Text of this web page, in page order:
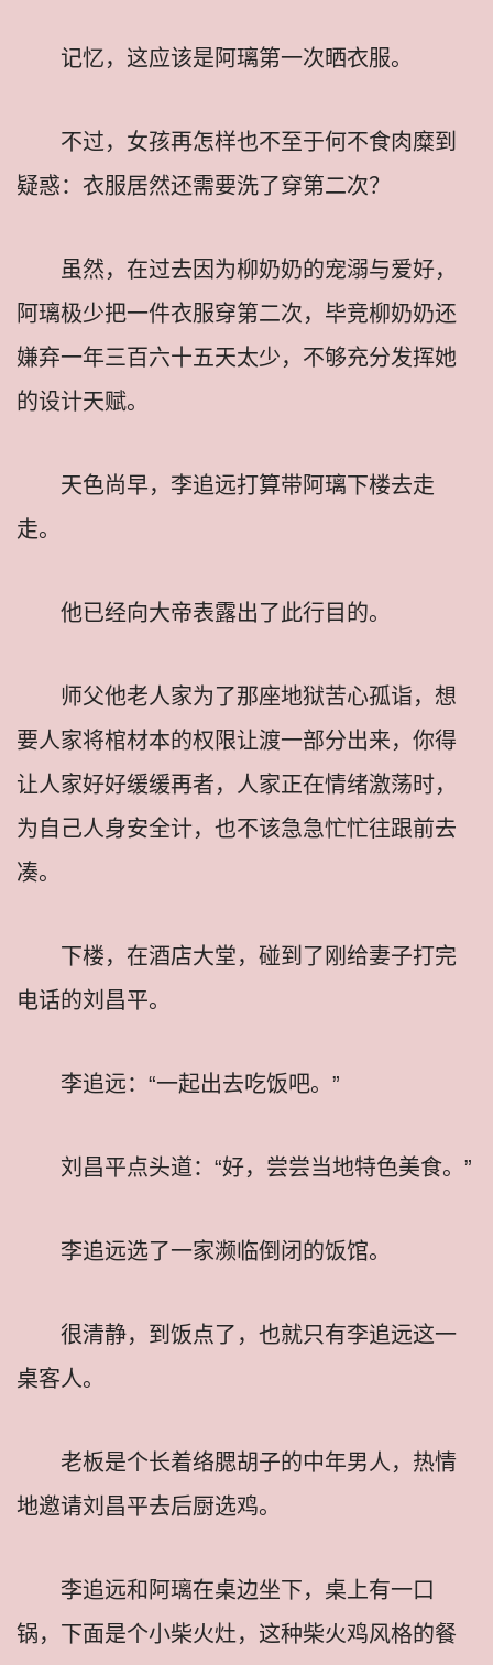
记忆，这应该是阿璃第一次晒衣服。
不过，女孩再怎样也不至于何不食肉糜到
疑惑：衣服居然还需要洗了穿第二次？
虽然，在过去因为柳奶奶的宠溺与爱好，
阿璃极少把一件衣服穿第二次，毕竞柳奶奶还
嫌弃一年三百六十五天太少，不够充分发挥她
的设计天赋。
天色尚早，李追远打算带阿璃下楼去走
走。
他已经向大帝表露出了此行目的。
师父他老人家为了那座地狱苦心孤诣，想
要人家将棺材本的权限让渡一部分出来，你得
让人家好好缓缓再者，人家正在情绪激荡时，
为自己人身安全计，也不该急急忙忙往跟前去
凑。
下楼，在酒店大堂，碰到了刚给妻子打完
电话的刘昌平。
李追远：“一起出去吃饭吧。”
刘昌平点头道：“好，尝尝当地特色美食。”
李追远选了一家濒临倒闭的饭馆。
很清静，到饭点了，也就只有李追远这一
桌客人。
老板是个长着络腮胡子的中年男人，热情
地邀请刘昌平去后厨选鸡。
李追远和阿璃在桌边坐下，桌上有一口
锅，下面是个小柴火灶，这种柴火鸡风格的餐